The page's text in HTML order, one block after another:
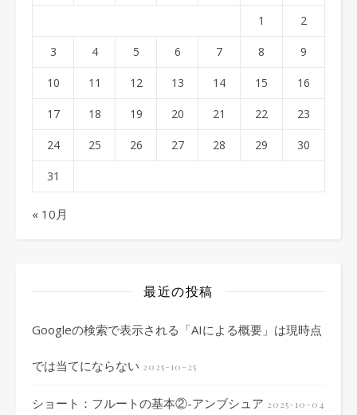
1 2
3 4 5 6 7 8 9
10 11 12 13 14 15 16
17 18 19 20 21 22 23
24 25 26 27 28 29 30
31
« 10月
最近の投稿
Googleの検索で表示される「AIによる概要」は現時点
では当てにならない 2025-10-25
ショート：フルートの基本②-アンブシュア 2025-10-04